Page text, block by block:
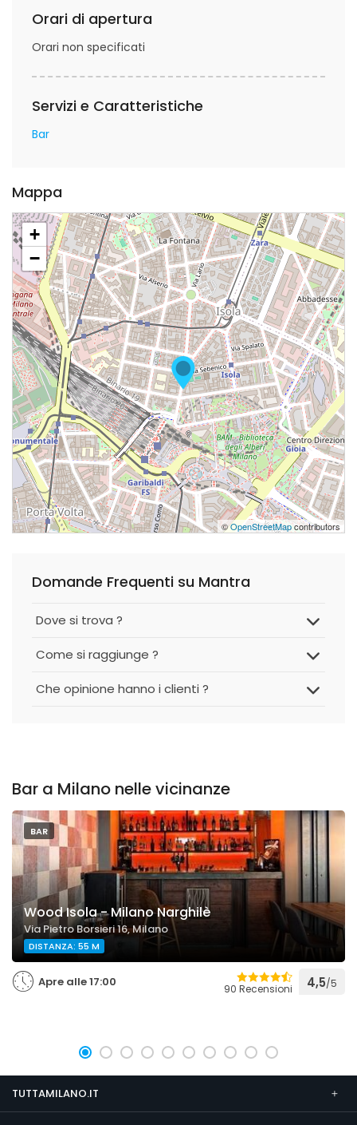
Orari di apertura
Orari non specificati
Servizi e Caratteristiche
Bar
Mappa
+
−
©OpenStreetMapcontributors
Domande Frequenti su Mantra
Dove si trova ?
Come si raggiunge ?
Che opinione hanno i clienti ?
Bar a Milano nelle vicinanze
BAR
Wood Isola - Milano Narghilè
Via Pietro Borsieri 16, Milano
DISTANZA: 55 M
Apre alle 17:00 90 Recensioni 4,5/5
TUTTAMILANO.IT